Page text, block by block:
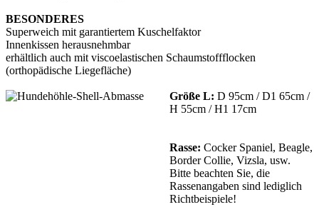
BESONDERES
Superweich mit garantiertem Kuschelfaktor
Innenkissen herausnehmbar
erhältlich auch mit viscoelastischen Schaumstoffflocken
(orthopädische Liegefläche)
Größe L: D 95cm / D1 65cm /
H 55cm / H1 17cm
Rasse: Cocker Spaniel, Beagle,
Border Collie, Vizsla, usw.
Bitte beachten Sie, die
Rassenangaben sind lediglich
Richtbeispiele!